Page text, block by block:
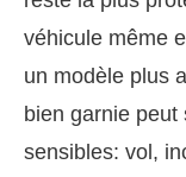
véhicule même
un modèle plus
bien garnie peut
sensibles: vol,